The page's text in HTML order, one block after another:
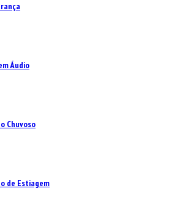
Áudio
Chuvoso
de Estiagem